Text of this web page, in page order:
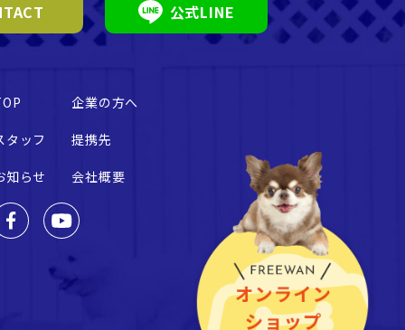
公式LINE
企業の方へ
タッフ 提携先
知らせ 会社概要